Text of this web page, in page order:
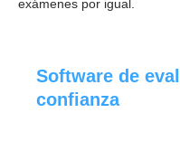
exámenes por igual.
Software de
confianza